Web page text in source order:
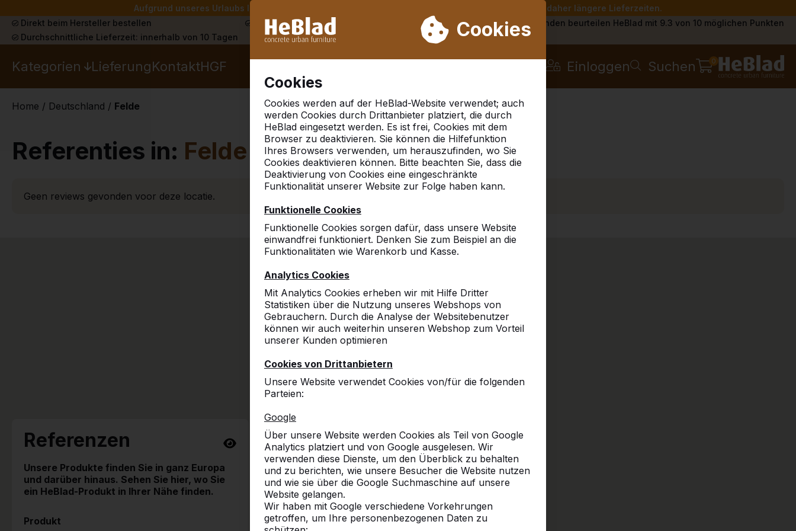
Aufgrund unseres Urlaubs liefern wir von Woche 31 bis Woche 33 nicht. Bitte berücksichtigen Sie daher längere Lieferzeiten.
Cookies
Cookies
Cookies werden auf der HeBlad-Website verwendet; auch
werden Cookies durch Drittanbieter platziert, die durch
HeBlad eingesetzt werden. Es ist frei, Cookies mit dem
Browser zu deaktivieren. Sie können die Hilfefunktion
Ihres Browsers verwenden, um herauszufinden, wo Sie
Cookies deaktivieren können. Bitte beachten Sie, dass die
Deaktivierung von Cookies eine eingeschränkte
Funktionalität unserer Website zur Folge haben kann.
Funktionelle Cookies
Funktionelle Cookies sorgen dafür, dass unsere Website
einwandfrei funktioniert. Denken Sie zum Beispiel an die
Funktionalitäten wie Warenkorb und Kasse.
Analytics Cookies
Mit Analytics Cookies erheben wir mit Hilfe Dritter
Statistiken über die Nutzung unseres Webshops von
Gebrauchern. Durch die Analyse der Websitebenutzer
können wir auch weiterhin unseren Webshop zum Vorteil
unserer Kunden optimieren
Cookies von Drittanbietern
Unsere Website verwendet Cookies von/für die folgenden
Parteien:
Google
Über unsere Website werden Cookies als Teil von Google
Analytics platziert und von Google ausgelesen. Wir
verwenden diese Dienste, um den Überblick zu behalten
und zu berichten, wie unsere Besucher die Website nutzen
und wie sie über die Google Suchmaschine auf unsere
Website gelangen.
Wir haben mit Google verschiedene Vorkehrungen
getroffen, um Ihre personenbezogenen Daten zu
Direkt beim Hersteller bestellen Schon mehr als 30.000 Produkten verkauft
Kunden beurteilen HeBlad mit 9.3 von 10 möglichen Punkten
Durchschnittliche Lieferzeit: innerhalb von 10 Tagen
Kategorien LieferungKontaktHGF Einloggen Suchen 0
Home / Deutschland / Felde
Referenties in: Felde
Geen reviews gevonden voor deze locatie.
Referenzen
Unsere Produkte finden Sie in ganz Europa
und darüber hinaus. Sehen Sie hier, wo Sie
ein HeBlad-Produkt in Ihrer Nähe finden.
Produkt